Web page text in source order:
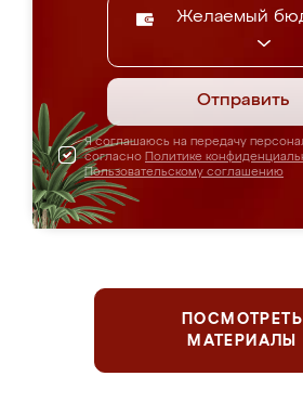
Желаемый
Отправить
Я соглашаюсь на передачу
согласно Политике
Пользовательскому соглашению
ПОСМОТРЕТЬ
МАТЕРИАЛЫ